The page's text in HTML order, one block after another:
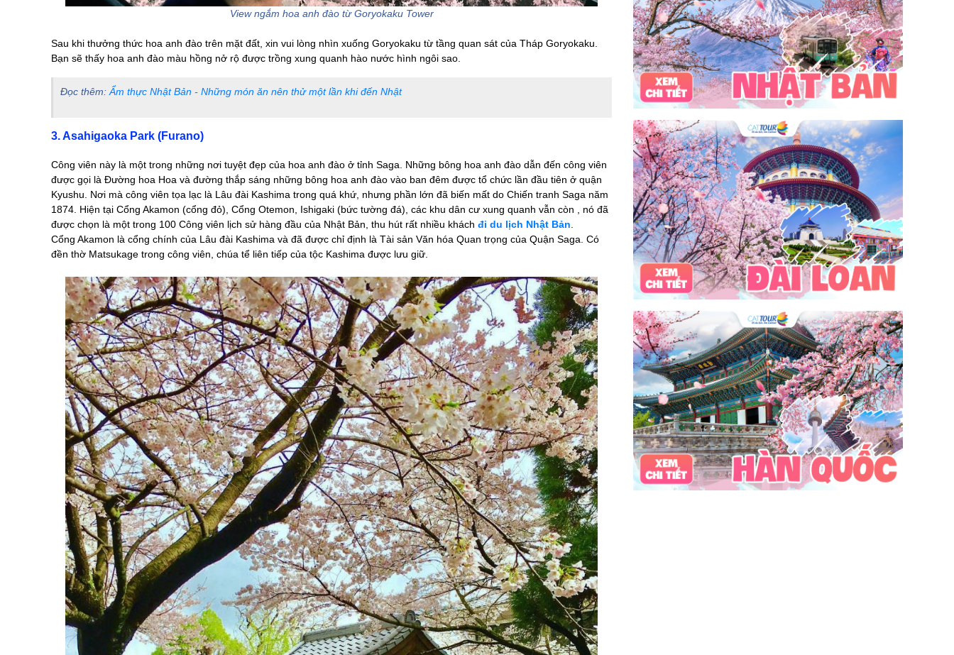
View ngắm hoa anh đào từ Goryokaku Tower
Sau khi thưởng thức hoa anh đào trên mặt đất, xin vui lòng nhìn xuống Goryokaku từ tầng quan sát của Tháp Goryokaku.
Bạn sẽ thấy hoa anh đào màu hồng nở rộ được trồng xung quanh hào nước hình ngôi sao.
Đọc thêm:Ẩm thực Nhật Bản - Những món ăn nên thử một lần khi đến Nhật
3. Asahigaoka Park (Furano)
Công viên này là một trong những nơi tuyệt đẹp của hoa anh đào ở tỉnh Saga. Những bông hoa anh đào dẫn đến công viên
được gọi là Đường hoa Hoa và đường thắp sáng những bông hoa anh đào vào ban đêm được tổ chức lần đầu tiên ở quận
Kyushu. Nơi mà công viên tọa lạc là Lâu đài Kashima trong quá khứ, nhưng phần lớn đã biến mất do Chiến tranh Saga năm
1874. Hiện tại Cổng Akamon (cổng đỏ), Cổng Otemon, Ishigaki (bức tường đá), các khu dân cư xung quanh vẫn còn , nó đã
được chọn là một trong 100 Công viên lịch sử hàng đầu của Nhật Bản, thu hút rất nhiều khách đi du lịch Nhật Bản.
Cổng Akamon là cổng chính của Lâu đài Kashima và đã được chỉ định là Tài sản Văn hóa Quan trọng của Quận Saga. Có
đền thờ Matsukage trong công viên, chúa tể liên tiếp của tộc Kashima được lưu giữ.
đặc sản du lịch sầm sơn
tour du lịch 3 ngày 2 đêm
hải sản
Đảo Lan Châu
Cẩm nang du lịch Của Lò
chợ Cửa Lò
tour du lịch Cửa Lò
Hạ Long
Đảo Hòn Ngư
Đảo Song Ngư
ATM
mới nhất
cẩm nang du lịch sầm sơn
ô tô
phượt 99k buffet
lẩu
Tuyển dụng
Nhân viên Visa Cát Bà.
Cô Tô
miền Bắc
miền Trung
miền Nam
đền độc cước
chi phí giá
chợ
mùa đông
món ngon quà vặt
Chơi gì
câu mực đêm
Dù bay
Lặn biển
Vinpearl Cửa Hội
Water Fun
Công viên nước
Nhà phao
Quê Bác
tour Cửa Lò 2 ngày 1 đêm
Tuần Châu
Tàu Hỏa
Du lịch Cửa Lò 2 ngày 1 đêm
chùa Hương
hoa anh đào
Tết Nguyên Đán
Sài Gòn
Tết dương
Mộc Châu Sapa
Yên Tử
Tam Chúc
chùa Tam Chúc
Chrismas